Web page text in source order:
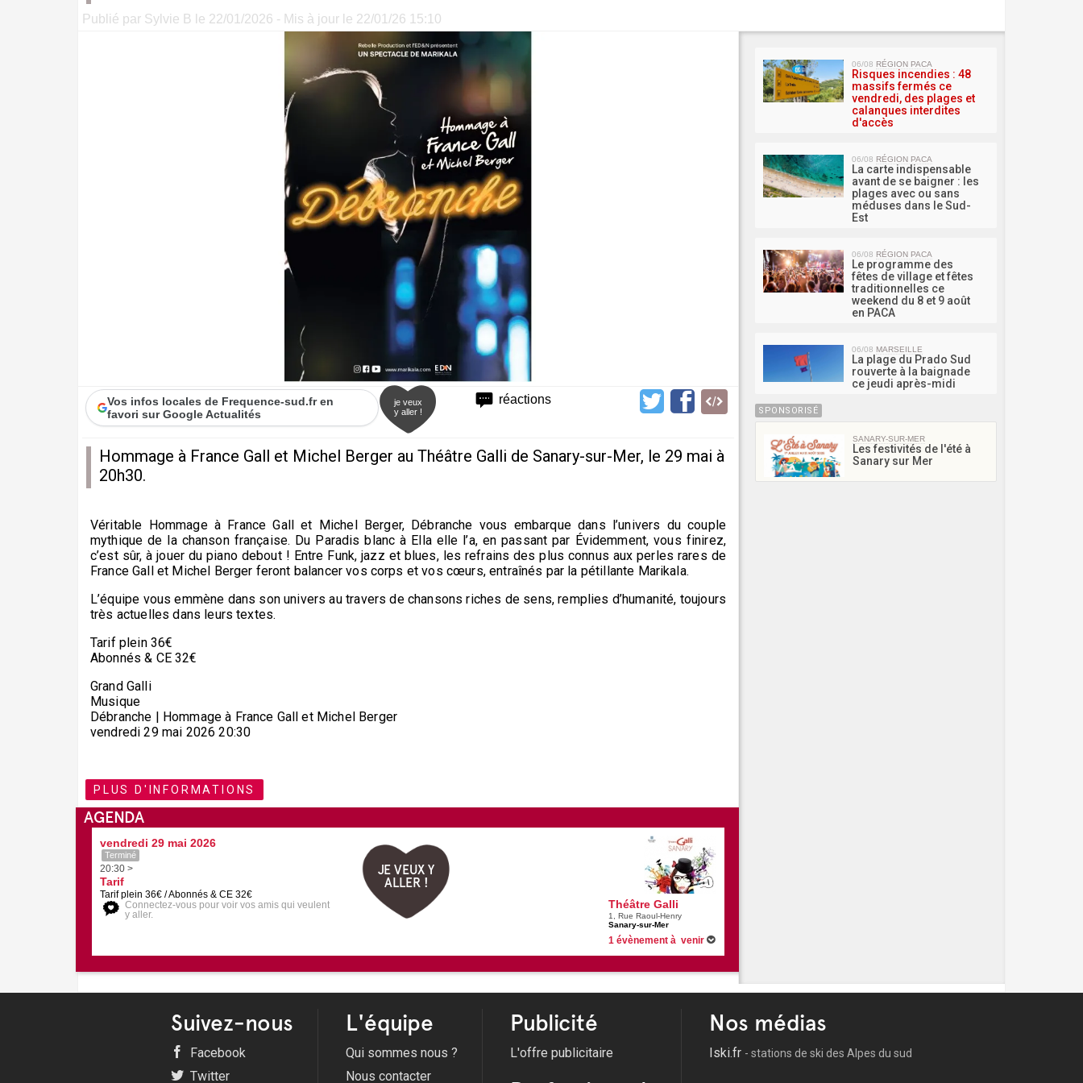
Publié par Sylvie B le 22/01/2026 - Mis à jour le 22/01/26 15:10
réactions
Vos infos locales de Frequence-sud.fr en
favori sur Google Actualités
je veux
y aller !
Hommage à France Gall et Michel Berger au Théâtre Galli de Sanary-sur-Mer, le 29 mai à
20h30.
Véritable Hommage à France Gall et Michel Berger, Débranche vous embarque dans l’univers du couple
mythique de la chanson française. Du Paradis blanc à Ella elle l’a, en passant par Évidemment, vous finirez,
c’est sûr, à jouer du piano debout ! Entre Funk, jazz et blues, les refrains des plus connus aux perles rares de
France Gall et Michel Berger feront balancer vos corps et vos cœurs, entraînés par la pétillante Marikala.
L’équipe vous emmène dans son univers au travers de chansons riches de sens, remplies d’humanité, toujours
très actuelles dans leurs textes.
Tarif plein 36€
Abonnés & CE 32€
Grand Galli
Musique
Débranche | Hommage à France Gall et Michel Berger
vendredi 29 mai 2026 20:30
PLUS D'INFORMATIONS
AGENDA
vendredi 29 mai 2026
Terminé
20:30 >
Tarif
Tarif plein 36€ / Abonnés & CE 32€
Connectez-vous pour voir vos amis qui veulent
y aller.
JE VEUX Y
ALLER !
Théâtre Galli
1, Rue Raoul-Henry
Sanary-sur-Mer
1 évènement à venir
06/08 RÉGION PACA
Risques incendies : 48
massifs fermés ce
vendredi, des plages et
calanques interdites
d'accès
06/08 RÉGION PACA
La carte indispensable
avant de se baigner : les
plages avec ou sans
méduses dans le Sud-
Est
06/08 RÉGION PACA
Le programme des
fêtes de village et fêtes
traditionnelles ce
weekend du 8 et 9 août
en PACA
06/08 MARSEILLE
La plage du Prado Sud
rouverte à la baignade
ce jeudi après-midi
SPONSORISÉ
SANARY-SUR-MER
Les festivités de l'été à
Sanary sur Mer
Suivez-nous
Facebook
Twitter
L'équipe
Qui sommes nous ?
Nous contacter
Publicité
L'offre publicitaire
Nos médias
Iski.fr - stations de ski des Alpes du sud